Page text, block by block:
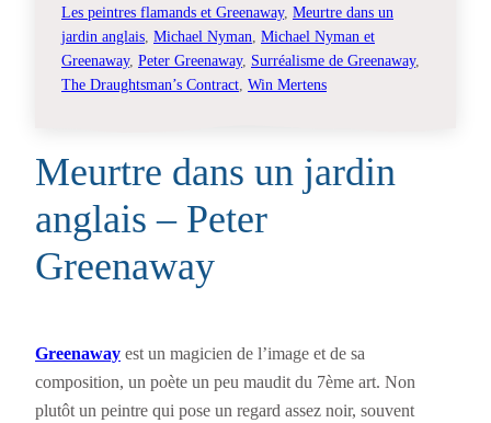
Les peintres flamands et Greenaway, Meurtre dans un
jardin anglais Michael Nyman Michael Nyman et
Greenaway, Peter Greenaway, Surréalisme de Greenaway
The Draughtsman’s Contract Win Mertens
Meurtre dans un jardin
anglais – Peter
Greenaway
Greenaway est un magicien de l’image et de sa
composition, un poète un peu maudit du 7ème art. Non
plutôt un peintre qui pose un regard assez noir, souvent